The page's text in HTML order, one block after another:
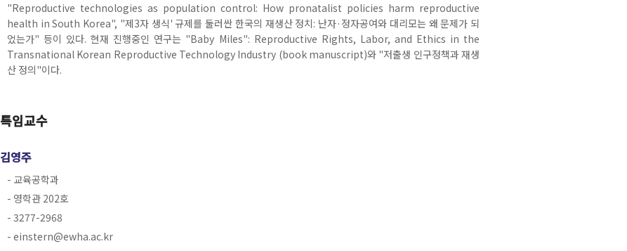
"Reproductive technologies as population control: How pronatalist policies harm reproductive
health in South Korea", "제3자 생식' 규제를 둘러싼 한국의 재생산 정치: 난자·정자공여와 대리모는 왜 문제가 되
었는가" 등이 있다. 현재 진행중인 연구는 "Baby Miles": Reproductive Rights, Labor, and Ethics in the
Transnational Korean Reproductive Technology Industry (book manuscript)와 "저출생 인구정책과 재생
산 정의"이다.
특임교수
김영주
- 교육공학과
- 영학관 202호
- 3277-2968
- einstern@ewha.ac.kr